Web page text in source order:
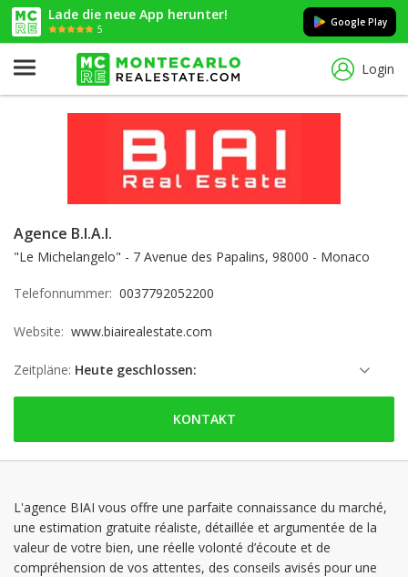
Lade die neue App herunter!
5
Google Play
Login
Agence B.I.A.I.
"Le Michelangelo" - 7 Avenue des Papalins, 98000 - Monaco
Telefonnummer: 0037792052200
Website: www.biairealestate.com
Zeitpläne: Heute geschlossen:
Sonntag: geschlossen
Donnerstag: offen
Freitag: offen
Samstag: geschlossen
KONTAKT
L'agence BIAI vous offre une parfaite connaissance du marché,
une estimation gratuite réaliste, détaillée et argumentée de la
valeur de votre bien, une réelle volonté d’écoute et de
compréhension de vos attentes, des conseils avisés pour une